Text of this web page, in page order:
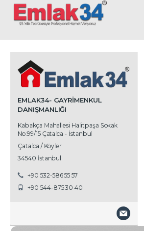
EMLAK34- GAYRIMENKUL
DANIŞMANLIĞI
Kabakça Mahallesi Halitpaşa Sokak
No:99/15 Çatalca - İstanbul
Çatalca / Köyler
34540 İstanbul
+90 532-586 55 57
+90 544-875 30 40